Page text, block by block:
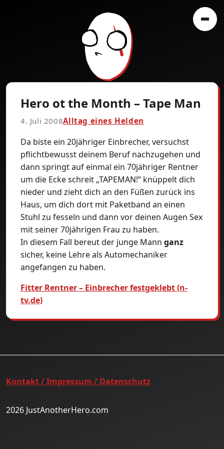
Hero ot the Month – Tape Man
4. Juli 2008Alltag eines Helden
Da biste ein 20jähriger Einbrecher, versuchst
pflichtbewusst deinem Beruf nachzugehen und
dann springt auf einmal ein 70jähriger Rentner
um die Ecke schreit „TAPEMAN!“ knüppelt dich
nieder und zieht dich an den Füßen zurück ins
Haus, um dich dort mit Paketband an einen
Stuhl zu fesseln und dann vor deinen Augen Sex
mit seiner 70jährigen Frau zu haben.
In diesem Fall bereut der junge Mann ganz
sicher, keine Lehre als Automechaniker
angefangen zu haben.
Fitter Rentner – Einbrecher festgeklebt (n-
tv.de)
Kontakt / Impressum / Datenschutz
2026 JustAnotherHero.com